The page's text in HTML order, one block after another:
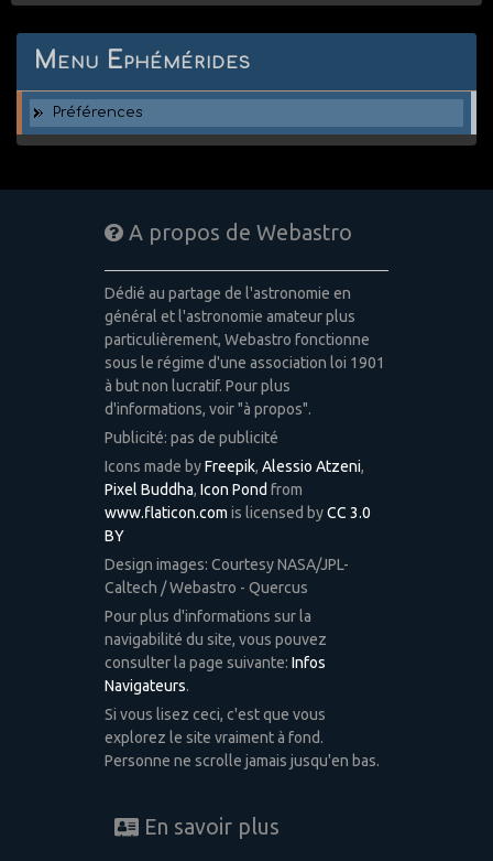
Menu Ephémérides
Préférences
A propos de Webastro
Dédié au partage de l'astronomie en
général et l'astronomie amateur plus
particulièrement, Webastro fonctionne
sous le régime d'une association loi 1901
à but non lucratif. Pour plus
d'informations, voir "à propos".
Publicité: pas de publicité
Icons made byFreepik, Alessio Atzeni,
Pixel Buddha, Icon Pond from
www.flaticon.com is licensed byCC 3.0
BY
Design images: Courtesy NASA/JPL-
Caltech / Webastro - Quercus
Pour plus d'informations sur la
navigabilité du site, vous pouvez
consulter la page suivante: Infos
Navigateurs.
Si vous lisez ceci, c'est que vous
explorez le site vraiment à fond.
Personne ne scrolle jamais jusqu'en bas.
En savoir plus